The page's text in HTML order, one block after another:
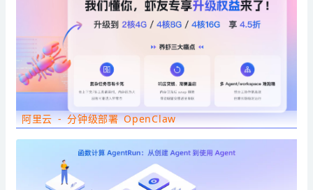
阿里云 - 分钟级部署 OpenClaw